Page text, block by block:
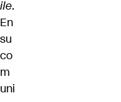
ile.
En
su
co
m
uni